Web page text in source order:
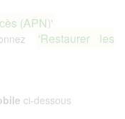
(APN)'
'Restaurer les
ci-dessous